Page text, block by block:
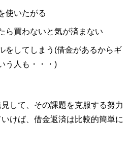
使いたがる
ら買わないと気が済まない
をしてしまう(借金があるからギ
う人も・・・)
して、その課題を克服する努力
けば、借金返済は比較的簡単に